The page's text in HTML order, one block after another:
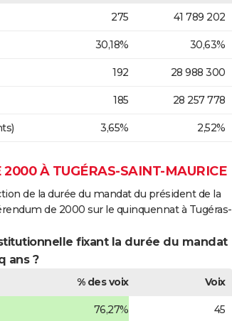
275 41 789 202
30,18% 30,63%
192 28 988 300
185 28 257 778
3,65% 2,52%
À TUGÉRAS-SAINT-MAURICE
de la durée du mandat du président de la
de 2000 sur le quinquennat à Tugéras-
fixant la durée du mandat
ans ?
% des voix
Voix
76,27% 45